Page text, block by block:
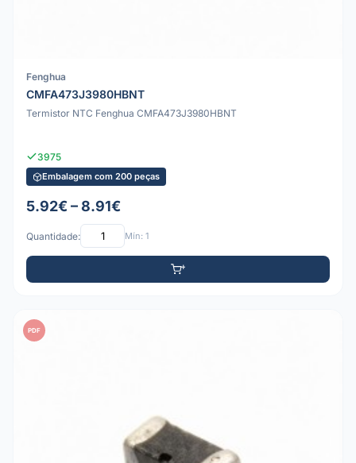
Fenghua
CMFA473J3980HBNT
Termistor NTC Fenghua CMFA473J3980HBNT
3975
Embalagem com 200 peças
5.92€ – 8.91€
Quantidade: Mín: 1
PDF